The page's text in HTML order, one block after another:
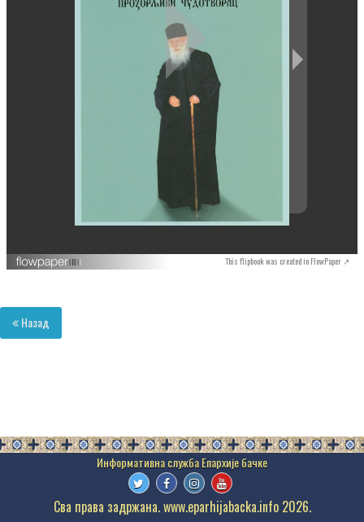
This flipbook was created in FlowPaper ↗
Назад
Сва права задржана. www.eparhijabacka.info 2026.